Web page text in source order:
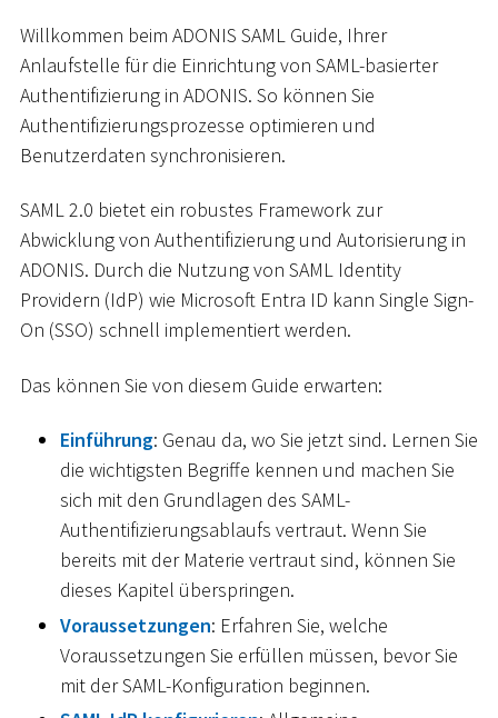
Willkommen beim ADONIS SAML Guide, Ihrer
Anlaufstelle für die Einrichtung von SAML-basierter
Authentifizierung in ADONIS. So können Sie
Authentifizierungsprozesse optimieren und
Benutzerdaten synchronisieren.
SAML 2.0 bietet ein robustes Framework zur
Abwicklung von Authentifizierung und Autorisierung in
ADONIS. Durch die Nutzung von SAML Identity
Providern (IdP) wie Microsoft Entra ID kann Single Sign-
On (SSO) schnell implementiert werden.
Das können Sie von diesem Guide erwarten:
Einführung: Genau da, wo Sie jetzt sind. Lernen Sie
die wichtigsten Begriffe kennen und machen Sie
sich mit den Grundlagen des SAML-
Authentifizierungsablaufs vertraut. Wenn Sie
bereits mit der Materie vertraut sind, können Sie
dieses Kapitel überspringen.
Voraussetzungen: Erfahren Sie, welche
Voraussetzungen Sie erfüllen müssen, bevor Sie
mit der SAML-Konfiguration beginnen.